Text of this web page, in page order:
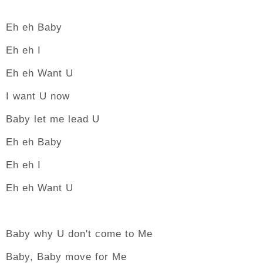
Eh eh Baby
Eh eh I
Eh eh Want U
I want U now
Baby let me lead U
Eh eh Baby
Eh eh I
Eh eh Want U
Baby why U don't come to Me
Baby, Baby move for Me